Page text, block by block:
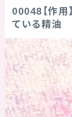
秘密部屋
公式ウェブサ
Cジャスミン瑠
プロフィール
00048【作用
ている精油